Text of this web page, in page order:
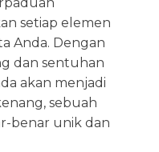
setiap elemen
Anda. Dengan
dan sentuhan
akan menjadi
sebuah
benar unik dan